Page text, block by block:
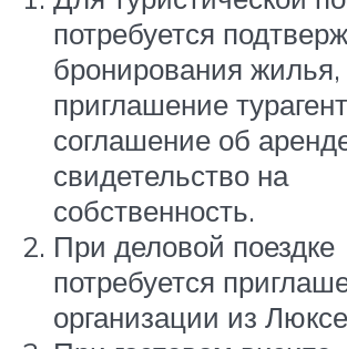
потребуется
бронирования жилья,
приглашение
соглашение об
свидетельство на
собственность.
При деловой поездке
потребуется
организации из